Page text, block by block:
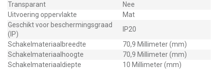
Transparant
Nee
Uitvoering oppervlakte
Mat
Geschikt voor beschermingsgraad
(IP)
IP20
Schakelmateriaalbreedte
70,9 Millimeter (mm)
Schakelmateriaalhoogte
70,9 Millimeter (mm)
Schakelmateriaaldiepte
10 Millimeter (mm)